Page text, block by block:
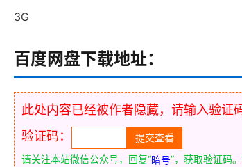
3G
百度网盘下载地址：
此处内容已经被作者隐藏，请输入验证
验证码：
请关注本站微信公众号，回复“暗号”，获取验证码